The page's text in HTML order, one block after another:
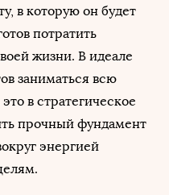
в которую он будет
потратить
жизни. В идеале
заниматься всю
в стратегическое
прочный фундамент
энергией